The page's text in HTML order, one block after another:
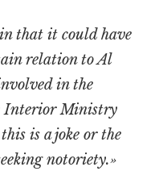
that it could have
relation to Al
in the
Interior Ministry
is a joke or the
notoriety.»